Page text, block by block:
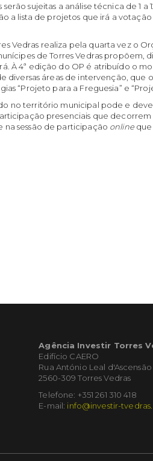
sujeitas a análise técnica de 1 a
a lista de projetos que irá a votação
Vedras realiza pela quarta vez o
de Torres Vedras propõem,
À 4ª edição do OP é atribuído o
diversas áreas de intervenção, que
“Projeto para a Freguesia” e
no território municipal pode e deve
presenciais que
na sessão de participação onlineque
Agência Investir Torres
Edifício CAERO
Rua António Leal d'Ascensão
2560-309 Torres Vedras
Telefone: +351 261 310 418
E-mail: info@investir-